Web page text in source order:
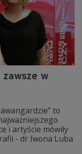
zawsze w
to
i artyście mówiły
- dr Iwona Luba